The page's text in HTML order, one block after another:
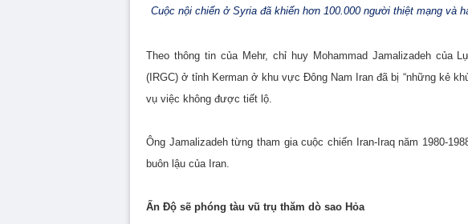
Cuộc nội chiến ở Syria đã khiến hơn 100.000 người thiệt mạng và
Theo thông tin của Mehr, chỉ huy Mohammad Jamalizadeh của
(IRGC) ở tỉnh Kerman ở khu vực Đông Nam Iran đã bị “những kẻ
vụ việc không được tiết lộ.
Ông Jamalizadeh từng tham gia cuộc chiến Iran-Iraq năm 1980-
buôn lậu của Iran.
Ấn Độ sẽ phóng tàu vũ trụ thăm dò sao Hỏa